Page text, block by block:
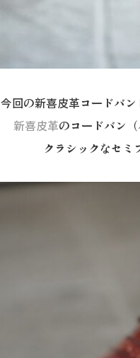
今回の新喜皮革コードバ
新喜皮革のコードバン
クラシックなセミ